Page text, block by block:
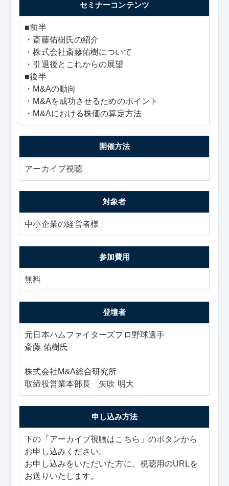
セミナーコンテンツ
■前半
・斎藤佑樹氏の紹介
・株式会社斎藤佑樹について
・引退後とこれからの展望
■後半
・M&Aの動向
・M&Aを成功させるためのポイント
・M&Aにおける株価の算定方法
開催方法
アーカイブ視聴
対象者
中小企業の経営者様
参加費用
無料
登壇者
元日本ハムファイターズプロ野球選手
斎藤 佑樹氏
株式会社M&A総合研究所
取締役営業本部長 矢吹 明大
申し込み方法
下の「アーカイブ視聴はこちら」のボタンから
お申し込みください。
お申し込みをいただいた方に、視聴用のURLを
お送りいたします。